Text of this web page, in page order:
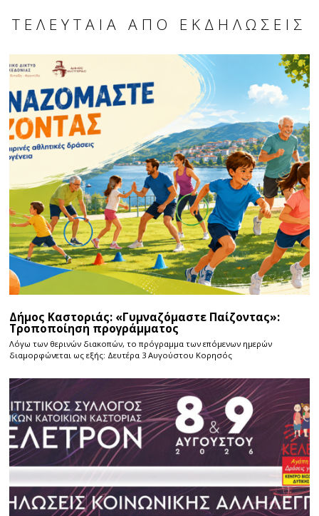
ΤΕΛΕΥΤΑΊΑ ΑΠΌ ΕΚΔΗΛΏΣΕΙΣ
Δήμος Καστοριάς: «Γυμναζόμαστε Παίζοντας»:
Τροποποίηση προγράμματος
Λόγω των θερινών διακοπών, το πρόγραμμα των επόμενων ημερών
διαμορφώνεται ως εξής: Δευτέρα 3 Αυγούστου Κορησός